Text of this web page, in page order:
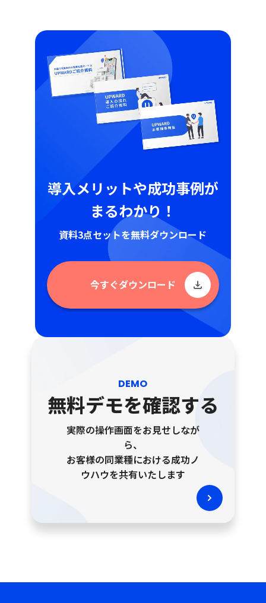
導入メリットや成功事例が
まるわかり！
資料3点セットを無料ダウンロード
今すぐダウンロード
DEMO
無料デモを確認する
実際の操作画面をお見せしなが
ら、
お客様の同業種における成功ノ
ウハウを共有いたします